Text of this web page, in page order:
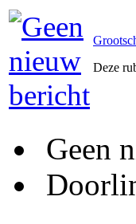
Deze
Geen